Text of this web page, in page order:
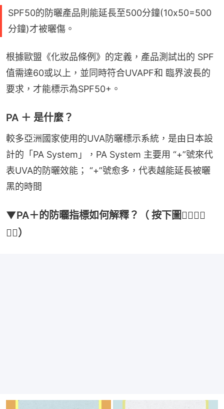
SPF50的防曬產品則能延長至500分鐘(10x50=500
分鐘)才被曬傷。
根據歐盟《化妝品條例》的定義，產品測試出的 SPF
值需達60或以上，並同時符合UVAPF和 臨界波長的
要求，才能標示為SPF50+。
PA ＋ 是什麼？
較多亞洲國家使用的UVA防曬標示系統，是由日本設
計的「PA System」，PA System 主要用 “+”號來代
表UVA的防曬效能； “+”號愈多，代表越能延長被曬
黑的時間
▼PA＋的防曬指標如何解釋？（ 按下圖👇🏻👇🏻
👇🏻）